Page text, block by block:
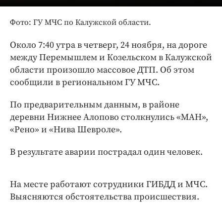
Интересное чтиво
Клиника года
Работодатель года
Фото: ГУ МЧС по Калужской области.
Около 7:40 утра в четверг, 24 ноября, на дороге
между Перемышлем и Козельском в Калужской
области произошло массовое ДТП. Об этом
сообщили в региональном ГУ МЧС.
По предварительным данным, в районе
деревни Нижнее Алопово столкнулись «МАН»,
«Рено» и «Нива Шевроле».
В результате аварии пострадал один человек.
На месте работают сотрудники ГИБДД и МЧС.
Выясняются обстоятельства происшествия.